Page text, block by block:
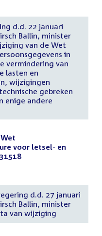
d.d. 22 januari
Ballin, minister
van de Wet
in
vermindering van
lasten en
wijzigingen
gebreken
enige andere
voor letsel- en
d.d. 27 januari
Ballin, minister
van wijziging